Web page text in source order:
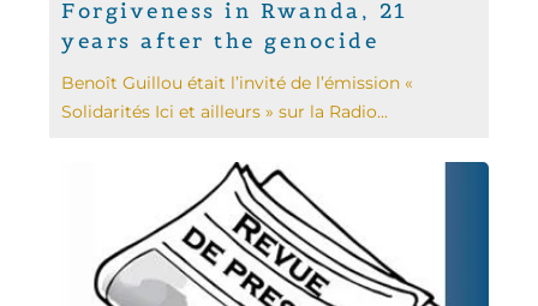
Forgiveness in Rwanda, 21
years after the genocide
Benoît Guillou était l’invité de l’émission «
Solidarités Ici et ailleurs » sur la Radio...